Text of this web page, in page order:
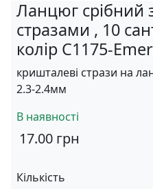
Ланцюг срібний
стразами , 10
колір C1175-
кришталеві стрази на
2.3-2.4мм
В наявності
17.00 грн
Кількість